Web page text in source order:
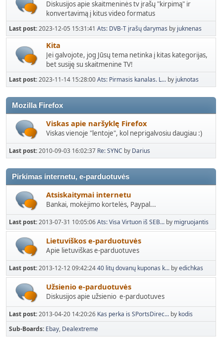
Diskusijos apie skaitmeninės tv įrašų "kirpimą" ir
konvertavimą į kitus video formatus
Last post:2023-12-05 15:31:41 Ats: DVB-T įrašų darymas by juknenas
Kita
Jei galvojote, jog Jūsų tema netinka į kitas kategorijas,
bet susiję su skaitmenine TV!
Last post:2023-11-14 15:28:00Ats: Pirmasis kanalas. L... by juknotas
Mozilla Firefox
Viskas apie naršyklę Firefox
Viskas vienoje "lentoje", kol neprigalvosiu daugiau :)
Last post:2010-09-03 16:02:37 Re: SYNC by Darius
Pirkimas internetu, e-parduotuvės
Atsiskaitymai internetu
Bankai, mokėjimo kortelės, Paypal...
Last post:2013-07-31 10:05:06Ats: Visa Virtuon iš SEB... by migruojantis
Lietuviškos e-parduotuvės
Apie lietuviškas e-parduotuves
Last post:2013-12-12 09:42:2440 litų dovanų kuponas k... byedichkas
Užsienio e-parduotuvės
Diskusijos apie užsienio e-parduotuves
Last post:2013-04-20 14:20:26 Kas perka is SPortsDirec... by kodis
Sub-Boards Ebay Dealextreme